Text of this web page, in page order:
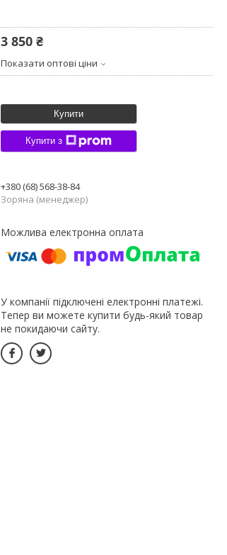
3 850 ₴
Показати оптові ціни
Купити
Купити з
+380 (68) 568-38-84
Зоряна (менеджер)
У компанії підключені електронні платежі.
Тепер ви можете купити будь-який товар
не покидаючи сайту.